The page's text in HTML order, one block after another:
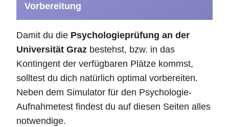
Vorbereitung
Damit du die Psychologieprüfung an der
Universität Graz bestehst, bzw. in das
Kontingent der verfügbaren Plätze kommst,
solltest du dich natürlich optimal vorbereiten.
Neben dem Simulator für den Psychologie-
Aufnahmetest findest du auf diesen Seiten alles
notwendige.